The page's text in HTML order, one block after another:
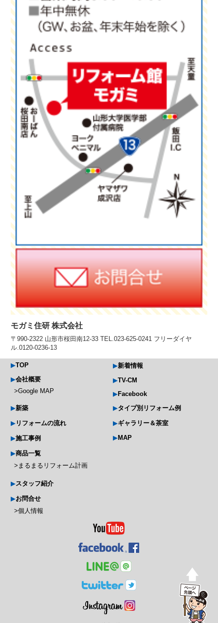
モガミ住研 株式会社
〒990-2322 山形市桜田南12-33 TEL.023-625-0241 フリーダイヤ
ル.0120-0236-13
TOP
会社概要
Google MAP
新築
リフォームの流れ
施工事例
商品一覧
まるまるリフォーム計画
スタッフ紹介
お問合せ
個人情報
新着情報
TV-CM
Facebook
タイプ別リフォーム例
ギャラリー＆茶室
MAP